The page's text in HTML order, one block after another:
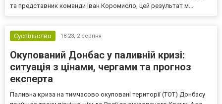
та представник команди Іван Коромисло, цей результат м...
Суспільство 18:23, 2 серпня
Окупований Донбас у паливній кризі:
ситуація з цінами, чергами та прогноз
експерта
Паливна криза на тимчасово окуповані території (ТОТ) Донбасу